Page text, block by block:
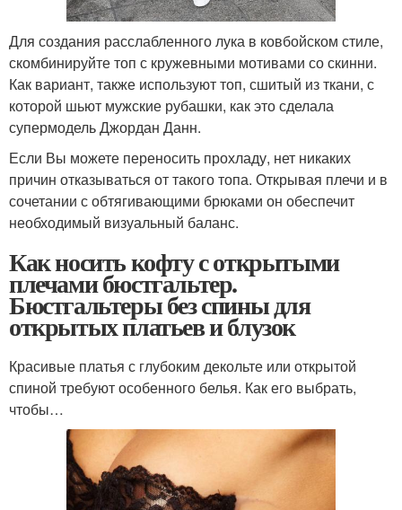
Для создания расслабленного лука в ковбойском стиле,
скомбинируйте топ с кружевными мотивами со скинни.
Как вариант, также используют топ, сшитый из ткани, с
которой шьют мужские рубашки, как это сделала
супермодель Джордан Данн.
Если Вы можете переносить прохладу, нет никаких
причин отказываться от такого топа. Открывая плечи и в
сочетании с обтягивающими брюками он обеспечит
необходимый визуальный баланс.
Как носить кофту с открытыми
плечами бюстгальтер.
Бюстгальтеры без спины для
открытых платьев и блузок
Красивые платья с глубоким декольте или открытой
спиной требуют особенного белья. Как его выбрать,
чтобы…